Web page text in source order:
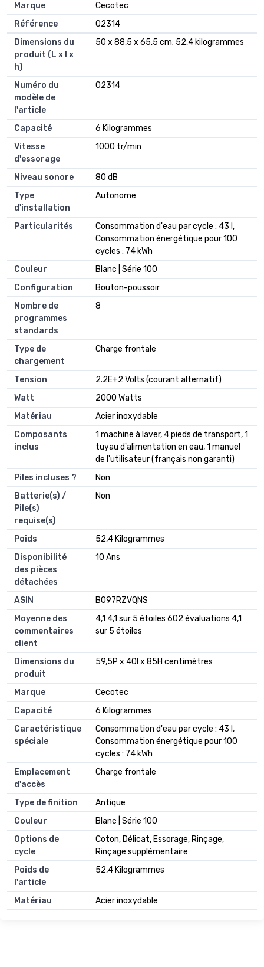
Marque
‎Cecotec
Référence
‎02314
Dimensions du
produit (L x l x
h)
‎50 x 88,5 x 65,5 cm; 52,4 kilogrammes
Numéro du
modèle de
l'article
‎02314
Capacité
‎6 Kilogrammes
Vitesse
d'essorage
‎1000 tr/min
Niveau sonore
‎80 dB
Type
d'installation
‎Autonome
Particularités
‎Consommation d'eau par cycle : 43 l,
Consommation énergétique pour 100
cycles : 74 kWh
Couleur
‎Blanc | Série 100
Configuration
‎Bouton-poussoir
Nombre de
programmes
standards
‎8
Type de
chargement
‎Charge frontale
Tension
‎2.2E+2 Volts (courant alternatif)
Watt
‎2000 Watts
Matériau
‎Acier inoxydable
Composants
inclus
‎1 machine à laver, 4 pieds de transport, 1
tuyau d'alimentation en eau, 1 manuel
de l'utilisateur (français non garanti)
Piles incluses ?
‎Non
Batterie(s) /
Pile(s)
requise(s)
‎Non
Poids
‎52,4 Kilogrammes
Disponibilité
des pièces
détachées
‎10 Ans
ASIN
B097RZVQNS
Moyenne des
commentaires
client
4,1 4,1 sur 5 étoiles 602 évaluations 4,1
sur 5 étoiles
Dimensions du
produit
59,5P x 40l x 85H centimètres
Marque
Cecotec
Capacité
6 Kilogrammes
Caractéristique
spéciale
Consommation d'eau par cycle : 43 l,
Consommation énergétique pour 100
cycles : 74 kWh
Emplacement
d'accès
Charge frontale
Type de finition
Antique
Couleur
Blanc | Série 100
Options de
cycle
Coton, Délicat, Essorage, Rinçage,
Rinçage supplémentaire
Poids de
l'article
52,4 Kilogrammes
Matériau Acier inoxydable